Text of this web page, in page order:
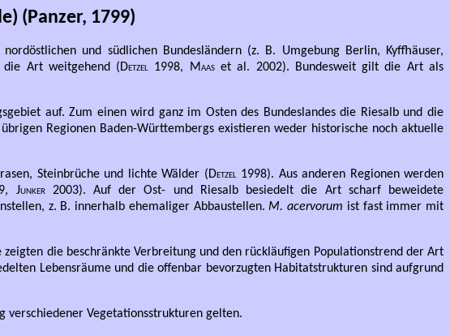
(Panzer, 1799)
und südlichen Bundesländern (z. B. Umgebung Berlin, Kyffhäuser,
die Art weitgehend (Detzel 1998, Maaset al. 2002). Bundesweit gilt die Art als
auf. Zum einen wird ganz im Osten des Bundeslandes die Riesalb und die
Regionen Baden-Württembergs existieren weder historische noch aktuelle
Steinbrüche und lichte Wälder (Detzel 1998). Aus anderen Regionen werden
Junker2003). Auf der Ost- und Riesalb besiedelt die Art scharf beweidete
z. B. innerhalb ehemaliger Abbaustellen.M. acervorum ist fast immer mit
die beschränkte Verbreitung und den rückläufigen Populationstrend der Art
Lebensräume und die offenbar bevorzugten Habitatstrukturen sind aufgrund
verschiedener Vegetationsstrukturen gelten.